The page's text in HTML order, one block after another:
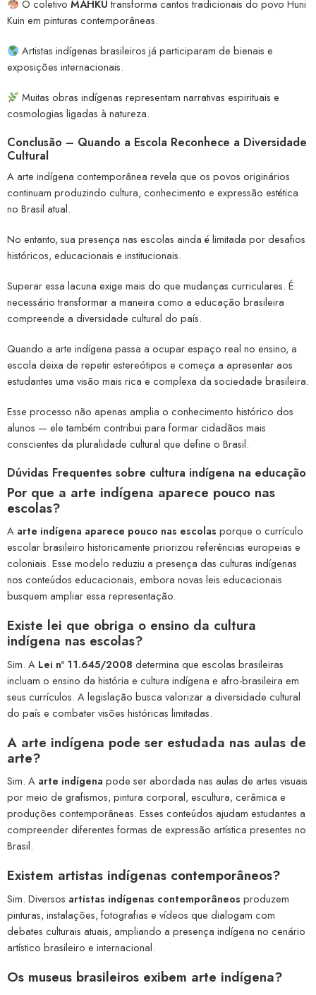
O coletivo MAHKUtransforma cantos tradicionais do povo Huni
Kuin em pinturas contemporâneas.
Artistas indígenas brasileiros já participaram de bienais e
exposições internacionais.
Muitas obras indígenas representam narrativas espirituais e
cosmologias ligadas à natureza.
Conclusão – Quando a Escola Reconhece a Diversidade
Cultural
A arte indígena contemporânea revela que os povos originários
continuam produzindo cultura, conhecimento e expressão estética
no Brasil atual.
No entanto, sua presença nas escolas ainda é limitada por desafios
históricos, educacionais e institucionais.
Superar essa lacuna exige mais do que mudanças curriculares. É
necessário transformar a maneira como a educação brasileira
compreende a diversidade cultural do país.
Quando a arte indígena passa a ocupar espaço real no ensino, a
escola deixa de repetir estereótipos e começa a apresentar aos
estudantes uma visão mais rica e complexa da sociedade brasileira.
Esse processo não apenas amplia o conhecimento histórico dos
alunos — ele também contribui para formar cidadãos mais
conscientes da pluralidade cultural que define o Brasil.
Dúvidas Frequentes sobre cultura indígena na educação
Por que a arte indígena aparece pouco nas
escolas?
A arte indígena aparece pouco nas escolas porque o currículo
escolar brasileiro historicamente priorizou referências europeias e
coloniais. Esse modelo reduziu a presença das culturas indígenas
nos conteúdos educacionais, embora novas leis educacionais
busquem ampliar essa representação.
Existe lei que obriga o ensino da cultura
indígena nas escolas?
Sim. A Lei nº 11.645/2008 determina que escolas brasileiras
incluam o ensino da história e cultura indígena e afro-brasileira em
seus currículos. A legislação busca valorizar a diversidade cultural
do país e combater visões históricas limitadas.
A arte indígena pode ser estudada nas aulas de
arte?
Sim. A arte indígena pode ser abordada nas aulas de artes visuais
por meio de grafismos, pintura corporal, escultura, cerâmica e
produções contemporâneas. Esses conteúdos ajudam estudantes a
compreender diferentes formas de expressão artística presentes no
Brasil.
Existem artistas indígenas contemporâneos?
Sim. Diversos artistas indígenas contemporâneos produzem
pinturas, instalações, fotografias e vídeos que dialogam com
debates culturais atuais, ampliando a presença indígena no cenário
artístico brasileiro e internacional.
Os museus brasileiros exibem arte indígena?